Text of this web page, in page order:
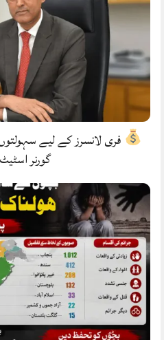
فری لانسرز کے لیے
گورنر